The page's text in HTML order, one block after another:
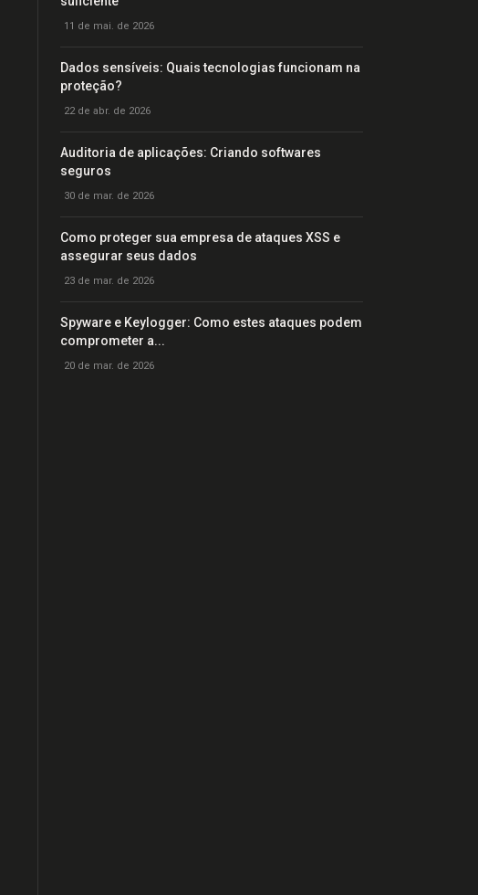
11 de mai. de 2026
Dados sensíveis: Quais tecnologias funcionam na
proteção?
22 de abr. de 2026
Auditoria de aplicações: Criando softwares
seguros
30 de mar. de 2026
Como proteger sua empresa de ataques XSS e
assegurar seus dados
23 de mar. de 2026
Spyware e Keylogger: Como estes ataques podem
comprometer a...
20 de mar. de 2026